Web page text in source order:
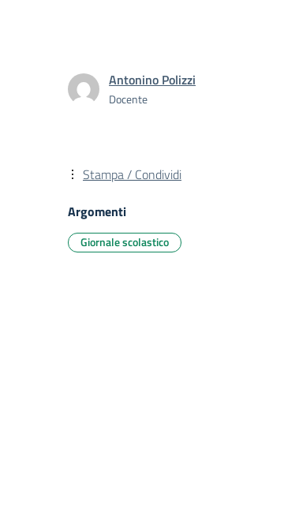
Antonino Polizzi
Docente
Stampa / Condividi
Argomenti
Giornale scolastico